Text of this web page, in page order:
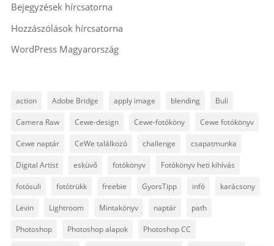
Bejegyzések hírcsatorna
Hozzászólások hírcsatorna
WordPress Magyarország
action Adobe Bridge apply image blending Buli
Camera Raw Cewe-design Cewe-fotóköny Cewe fotókönyv
Cewe naptár CeWe találkozó challenge csapatmunka
Digital Artist esküvő fotókönyv Fotókönyv heti kihívás
fotósuli fotótrükk freebie GyorsTipp infó karácsony
Levin Lightroom Mintakönyv naptár path
Photoshop Photoshop alapok Photoshop CC